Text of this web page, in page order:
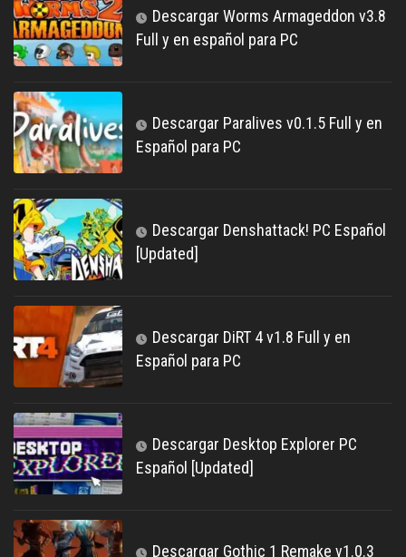
Descargar Worms Armageddon v3.8
Full y en español para PC
Descargar Paralives v0.1.5 Full y en
Español para PC
Descargar Denshattack! PC Español
[Updated]
Descargar DiRT 4 v1.8 Full y en
Español para PC
Descargar Desktop Explorer PC
Español [Updated]
Descargar Gothic 1 Remake v1.0.3